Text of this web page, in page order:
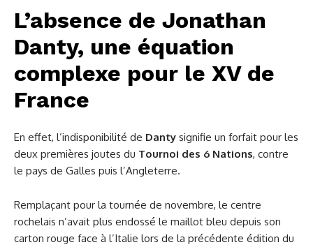
L’absence de Jonathan
Danty, une équation
complexe pour le XV de
France
En effet, l’indisponibilité de Danty signifie un forfait pour les
deux premières joutes du Tournoi des 6 Nations, contre
le pays de Galles puis l’Angleterre.
Remplaçant pour la tournée de novembre, le centre
rochelais n’avait plus endossé le maillot bleu depuis son
carton rouge face à l’Italie lors de la précédente édition du